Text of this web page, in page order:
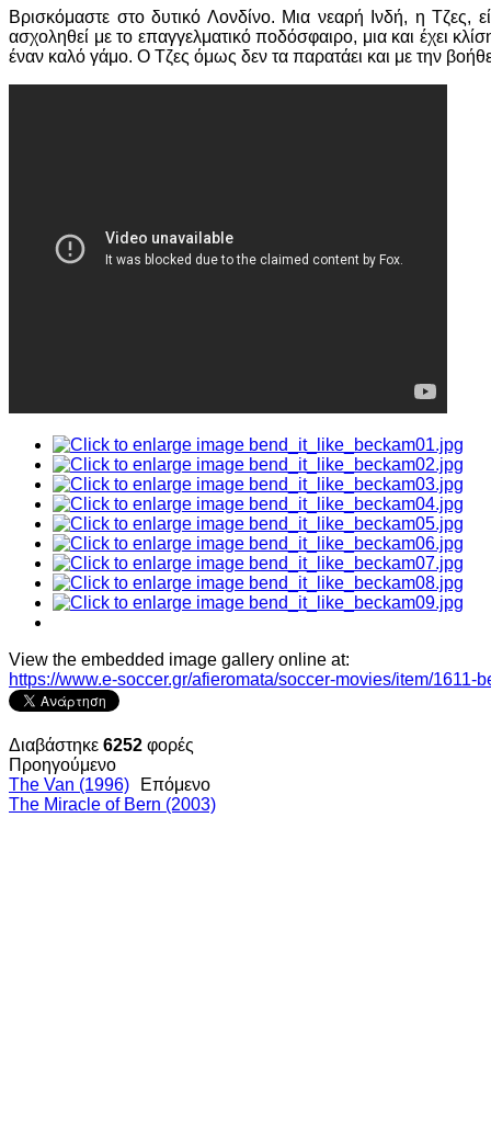
Βρισκόμαστε στο δυτικό Λονδίνο. Μια νεαρή Ινδή, η Τζες,
ασχοληθεί με το επαγγελματικό ποδόσφαιρο, μια και έχει
έναν καλό γάμο. Ο Τζες όμως δεν τα παρατάει και με την
View the embedded image gallery online at:
https://www.e-soccer.gr/afieromata/soccer-movies/item/
Διαβάστηκε 6252 φορές
Προηγούμενο
The Van (1996)
Επόμενο
The Miracle of Bern (2003)